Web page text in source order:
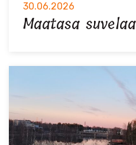
30.06.2026
Maatasa